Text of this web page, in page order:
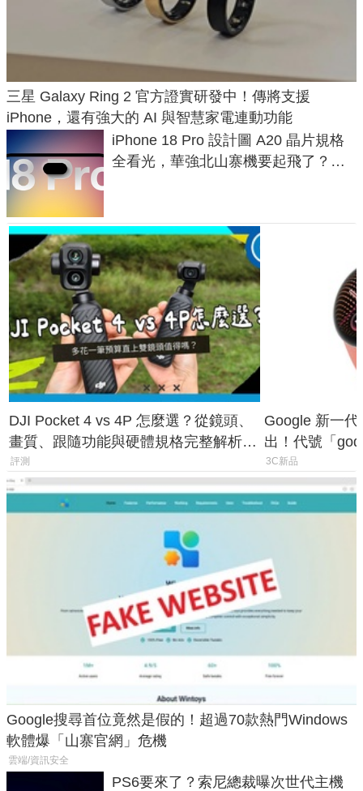
三星 Galaxy Ring 2 官方證實研發中！傳將支援
iPhone，還有強大的 AI 與智慧家電連動功能
iPhone 18 Pro 設計圖 A20 晶片規格
全看光，華強北山寨機要起飛了？專
DJI Pocket 4 vs 4P 怎麼選？從鏡頭、
畫質、跟隨功能與硬體規格完整解析，
一次看懂兩台差異
評測
Google 新一
出！代號「
鎖定 AI 應用
3C新品
Google搜尋首位竟然是假的！超過70款熱門Windows
軟體爆「山寨官網」危機
雲端/資訊安全
PS6要來了？索尼總裁曝次世代主機